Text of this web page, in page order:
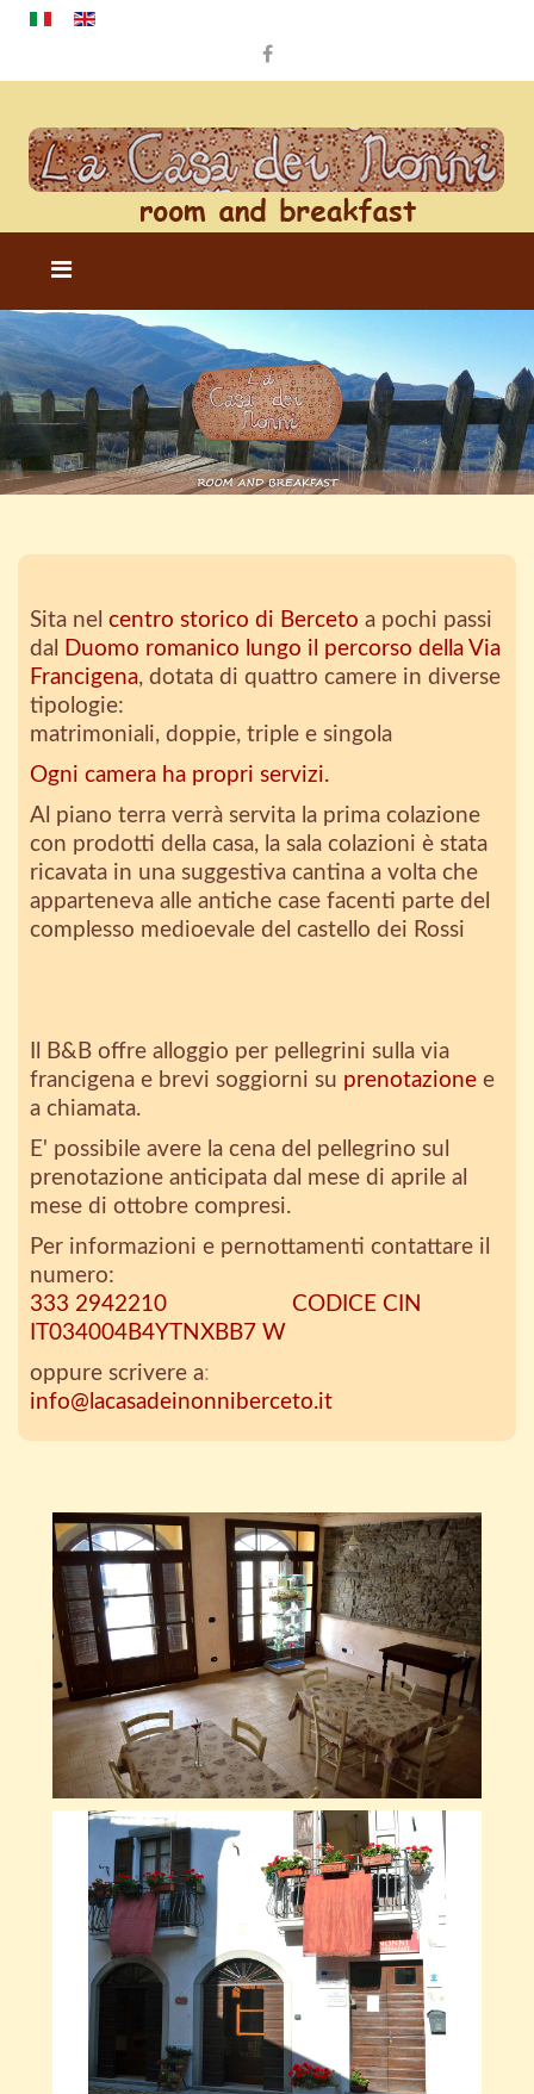
Sita nel centro storico di Berceto a pochi passi
dal
Duomo romanico lungo il percorso della Via
Francigena, dotata di quattro camere in diverse
tipologie:
matrimoniali, doppie, triple e singola
Ogni camera ha propri servizi.
Al piano terra verrà servita la prima colazione
con prodotti della casa, la sala colazioni è stata
ricavata in una suggestiva cantina a volta che
apparteneva alle antiche case facenti parte del
complesso medioevale del castello dei Rossi
Il B&B offre alloggio per pellegrini sulla via
francigena e brevi soggiorni su prenotazione e
a chiamata.
E' possibile avere la cena del pellegrino sul
prenotazione anticipata dal mese di aprile al
mese di ottobre compresi.
Per informazioni e pernottamenti contattare il
numero:
333 2942210 CODICE CIN
IT034004B4YTNXBB7 W
oppure scrivere a:
info@lacasadeinonniberceto.it